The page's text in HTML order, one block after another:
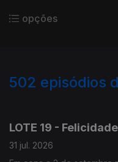
opções
502 episódios
LOTE 19 -
31 jul. 2026